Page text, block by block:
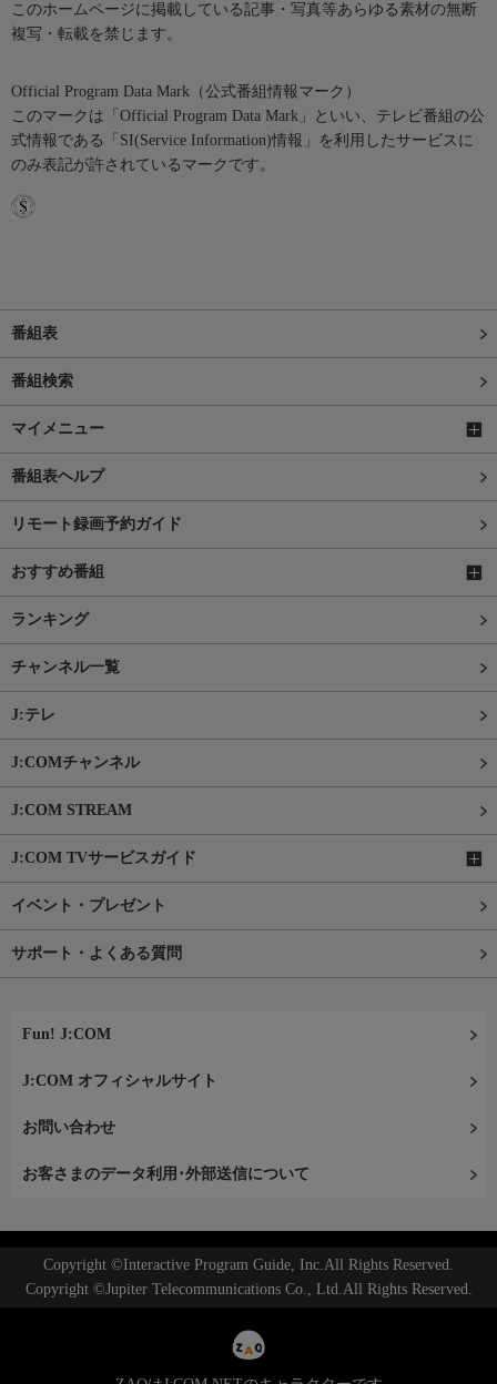
このホームページに掲載している記事・写真等あらゆる素材の無断
複写・転載を禁じます。
Official Program Data Mark（公式番組情報マーク）
このマークは「Official Program Data Mark」といい、テレビ番組の公
式情報である「SI(Service Information)情報」を利用したサービスに
のみ表記が許されているマークです。
番組表
番組検索
マイメニュー
番組表ヘルプ
リモート録画予約ガイド
おすすめ番組
ランキング
チャンネル一覧
J:テレ
J:COMチャンネル
J:COM STREAM
J:COM TVサービスガイド
イベント・プレゼント
サポート・よくある質問
Fun! J:COM
J:COM オフィシャルサイト
お問い合わせ
お客さまのデータ利用･外部送信について
Copyright ©Interactive Program Guide, Inc.All Rights Reserved.
Copyright ©Jupiter Telecommunications Co., Ltd.All Rights Reserved.